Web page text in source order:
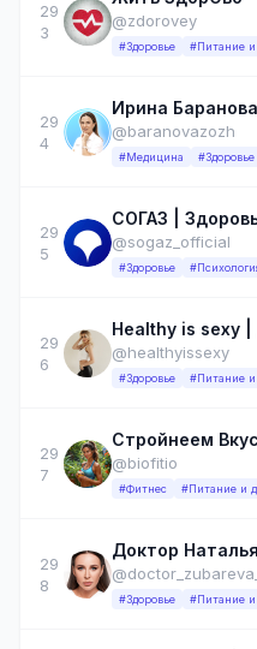
29
3
@zdorovey
#Здоровье #Питание и
29
4
Ирина
@baranovazozh
#Медицина #Здоровье
29
5
СОГАЗ |
@sogaz_official
#Здоровье
29
6
Healthy is sexy
@healthyissexy
#Здоровье #Питание и
29
7
Стройнеем
@biofitio
#Фитнес #Питание и
29
8
#Здоровье #Питание и